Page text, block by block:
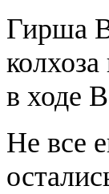
Гирша
в ходе
Не все